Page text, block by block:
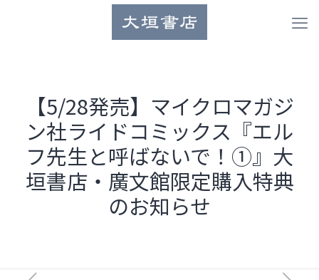
【5/28発売】マイクロマガジ
ン社ライドコミックス『エル
フ先生と呼ばないで！①』大
垣書店・廣文館限定購入特典
のお知らせ